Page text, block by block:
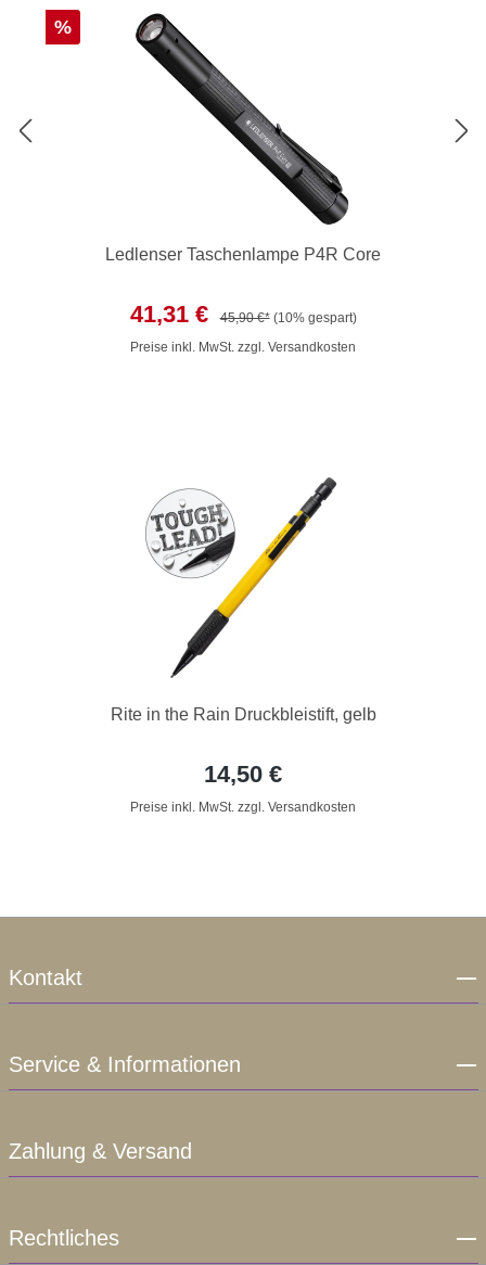
Rabatt
%
Ledlenser Taschenlampe P4R Core
41,31 € 45,90 €* (10% gespart)
Preise inkl. MwSt. zzgl. Versandkosten
Rite in the Rain Druckbleistift, gelb
14,50 €
Preise inkl. MwSt. zzgl. Versandkosten
Kontakt
Service & Informationen
Zahlung & Versand
Rechtliches